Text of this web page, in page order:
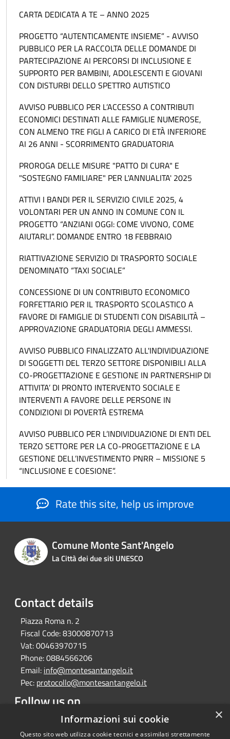
CARTA DEDICATA A TE – ANNO 2025
PROGETTO “AUTENTICAMENTE INSIEME” - AVVISO
PUBBLICO PER LA RACCOLTA DELLE DOMANDE DI
PARTECIPAZIONE AI PERCORSI DI INCLUSIONE E
SUPPORTO PER BAMBINI, ADOLESCENTI E GIOVANI
CON DISTURBI DELLO SPETTRO AUTISTICO
AVVISO PUBBLICO PER L’ACCESSO A CONTRIBUTI
ECONOMICI DESTINATI ALLE FAMIGLIE NUMEROSE,
CON ALMENO TRE FIGLI A CARICO DI ETÀ INFERIORE
AI 26 ANNI - SCORRIMENTO GRADUATORIA
PROROGA DELLE MISURE "PATTO DI CURA" E
"SOSTEGNO FAMILIARE" PER L'ANNUALITA' 2025
ATTIVI I BANDI PER IL SERVIZIO CIVILE 2025, 4
VOLONTARI PER UN ANNO IN COMUNE CON IL
PROGETTO “ANZIANI OGGI: COME VIVONO, COME
AIUTARLI”. DOMANDE ENTRO 18 FEBBRAIO
RIATTIVAZIONE SERVIZIO DI TRASPORTO SOCIALE
DENOMINATO “TAXI SOCIALE”
CONCESSIONE DI UN CONTRIBUTO ECONOMICO
FORFETTARIO PER IL TRASPORTO SCOLASTICO A
FAVORE DI FAMIGLIE DI STUDENTI CON DISABILITÀ –
APPROVAZIONE GRADUATORIA DEGLI AMMESSI.
AVVISO PUBBLICO FINALIZZATO ALL'INDIVIDUAZIONE
DI SOGGETTI DEL TERZO SETTORE DISPONIBILI ALLA
CO-PROGETTAZIONE E GESTIONE IN PARTNERSHIP DI
ATTIVITA’ DI PRONTO INTERVENTO SOCIALE E
INTERVENTI A FAVORE DELLE PERSONE IN
CONDIZIONI DI POVERTÀ ESTREMA
AVVISO PUBBLICO PER L’INDIVIDUAZIONE DI ENTI DEL
TERZO SETTORE PER LA CO-PROGETTAZIONE E LA
GESTIONE DELL’INVESTIMENTO PNRR – MISSIONE 5
“INCLUSIONE E COESIONE”.
Rate this site, help us improve
Comune Monte Sant'Angelo
La Città dei due siti UNESCO
Contact details
Piazza Roma n. 2
Fiscal Code:83000870713
Vat:00463970715
Phone:0884566206
Email: info@montesantangelo.it
Pec: protocollo@montesantangelo.it
Follow us on
FacebookYoutubeInstagramTelegramWhatsapp ×
Informazioni sui cookie
Questo sito web utilizza cookie tecnici e assimilati strettamente